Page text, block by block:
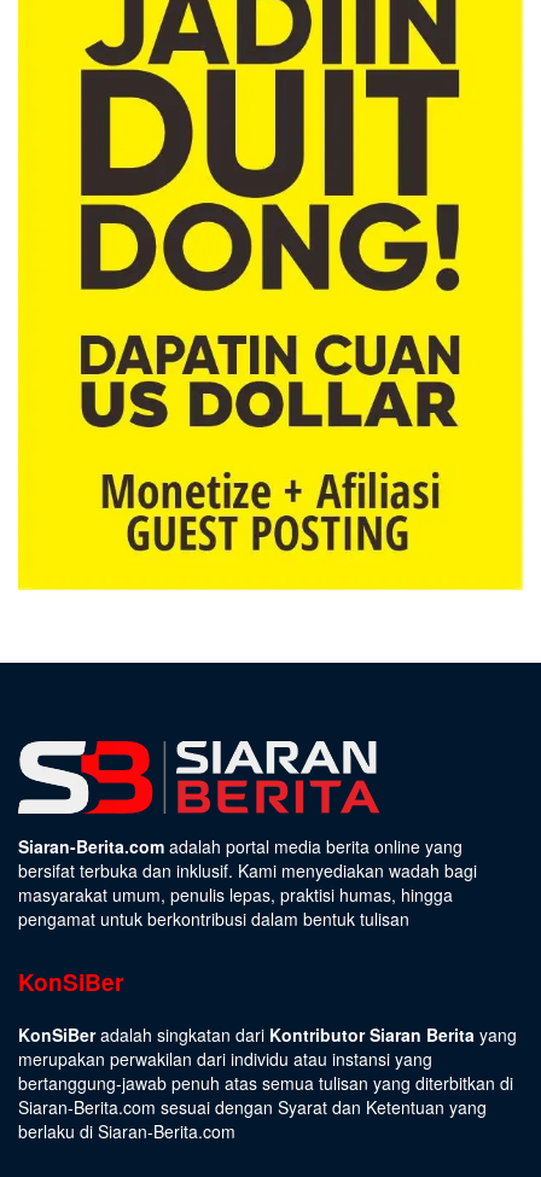
Siaran-Berita.com adalah portal media berita online yang
bersifat terbuka dan inklusif. Kami menyediakan wadah bagi
masyarakat umum, penulis lepas, praktisi humas, hingga
pengamat untuk berkontribusi dalam bentuk tulisan
KonSiBer
KonSiBeradalah singkatan dari Kontributor Siaran Berita yang
merupakan perwakilan dari individu atau instansi yang
bertanggung-jawab penuh atas semua tulisan yang diterbitkan di
Siaran-Berita.com sesuai dengan Syarat dan Ketentuan yang
berlaku di Siaran-Berita.com